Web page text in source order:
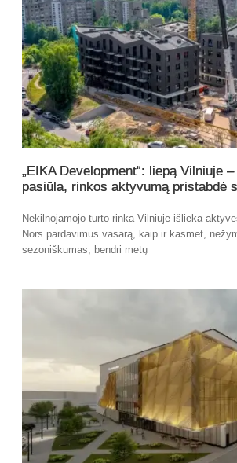
„EIKA Development“: liepą Vilniuje
pasiūla, rinkos aktyvumą pristabdė
Nekilnojamojo turto rinka Vilniuje išlieka
Nors pardavimus vasarą, kaip ir kasmet,
sezoniškumas, bendri metų